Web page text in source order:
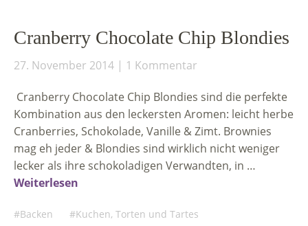
Cranberry Chocolate Chip Blondies
27. November 2014 1 Kommentar
Cranberry Chocolate Chip Blondies sind die perfekte
Kombination aus den leckersten Aromen: leicht herbe
Cranberries, Schokolade, Vanille & Zimt. Brownies
mag eh jeder & Blondies sind wirklich nicht weniger
lecker als ihre schokoladigen Verwandten, in …
Weiterlesen
Backen Kuchen, Torten und Tartes